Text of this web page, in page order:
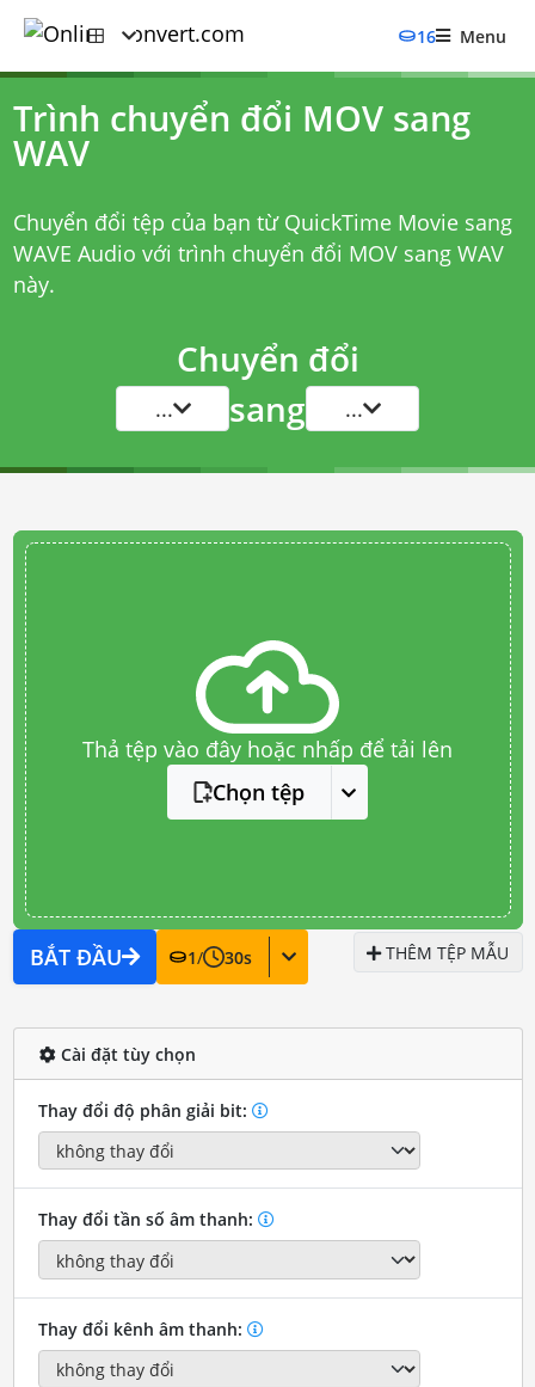
16 Menu
Trình chuyển đổi MOV sang
WAV
Chuyển đổi tệp của bạn từ QuickTime Movie sang
WAVE Audio với trình chuyển đổi MOV sang WAV
này.
Chuyển đổi
... sang ...
Thả tệp vào đây hoặc nhấp để tải lên
Chọn tệp
BẮT ĐẦU 1/ 30s THÊM TỆP MẪU
Cài đặt tùy chọn
Thay đổi độ phân giải bit:
Thay đổi tần số âm thanh:
Thay đổi kênh âm thanh: